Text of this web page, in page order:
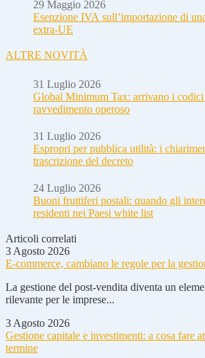
29 Maggio 2026
Esenzione IVA sull’importazione di
extra-UE
ALTRE NOVITÀ
31 Luglio 2026
Global Minimum Tax: arrivano i
ravvedimento operoso
31 Luglio 2026
Espropri per pubblica utilità: i
trascrizione del decreto
24 Luglio 2026
Buoni fruttiferi postali: quando gli
residenti nei Paesi white list
Articoli correlati
3 Agosto 2026
E-commerce, cambiano le regole per la
La gestione del post-vendita diventa un
rilevante per le imprese...
3 Agosto 2026
Gestione capitale e investimenti: a cosa fare
termine